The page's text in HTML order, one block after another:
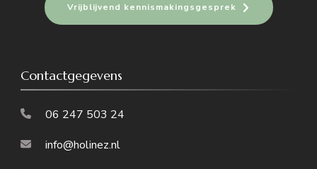
Vrijblijvend kennismakingsgesprek
Contactgegevens
06 247 503 24
info@holinez.nl